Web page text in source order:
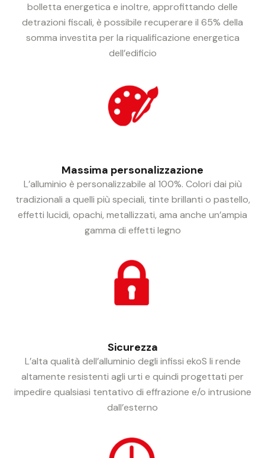
bolletta energetica e inoltre, approfittando delle
detrazioni fiscali, è possibile recuperare il 65% della
somma investita per la riqualificazione energetica
dell’edificio
Massima personalizzazione
L’alluminio è personalizzabile al 100%. Colori dai più
tradizionali a quelli più speciali, tinte brillanti o pastello,
effetti lucidi, opachi, metallizzati, ama anche un’ampia
gamma di effetti legno
Sicurezza
L’alta qualità dell’alluminio degli infissi ekoS li rende
altamente resistenti agli urti e quindi progettati per
impedire qualsiasi tentativo di effrazione e/o intrusione
dall’esterno